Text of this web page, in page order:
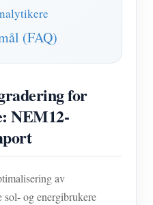
(FAQ)
for
NEM12-
av
sol- og energibrukere